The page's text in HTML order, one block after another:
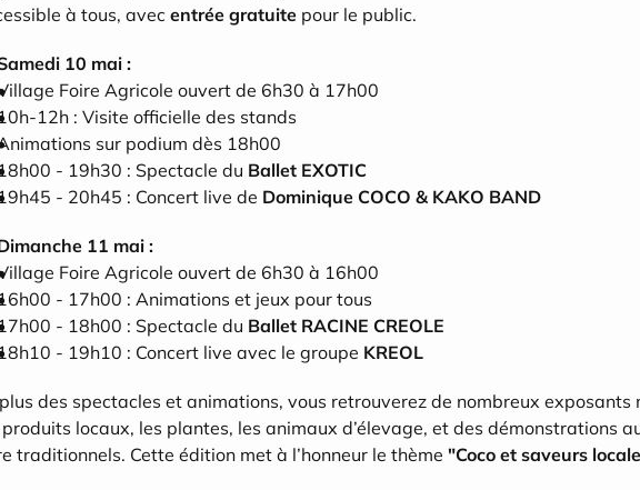
à tous, avec entrée gratuite pour le public.
10 mai :
Foire Agricole ouvert de 6h30 à 17h00
12h : Visite officielle des stands
sur podium dès 18h00
- 19h30 : Spectacle du Ballet EXOTIC
- 20h45 : Concert live de Dominique COCO & KAKO BAND
11 mai :
Foire Agricole ouvert de 6h30 à 16h00
- 17h00 : Animations et jeux pour tous
- 18h00 : Spectacle du Ballet RACINE CREOLE
- 19h10 : Concert live avec le groupe KREOL
des spectacles et animations, vous retrouverez de nombreux exposants
produits locaux, les plantes, les animaux d’élevage, et des démonstrations
traditionnels. Cette édition met à l’honneur le thème "Coco et saveurs